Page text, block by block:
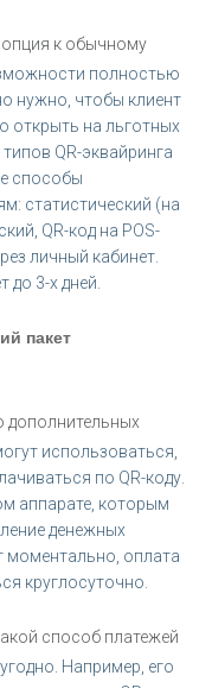
опция к обычному
полностью
нужно, чтобы клиент
открыть на льготных
QR-эквайринга
способы
статистический (на
QR-код на POS-
личный кабинет.
3-х дней.
пакет
дополнительных
использоваться,
по QR-коду.
аппарате, которым
денежных
моментально, оплата
круглосуточно.
способ платежей
Например, его